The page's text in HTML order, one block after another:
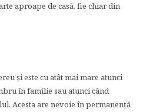
aproape de casă, fie chiar din
și este cu atât mai mare atunci
în familie sau atunci când
Acesta are nevoie în permanență